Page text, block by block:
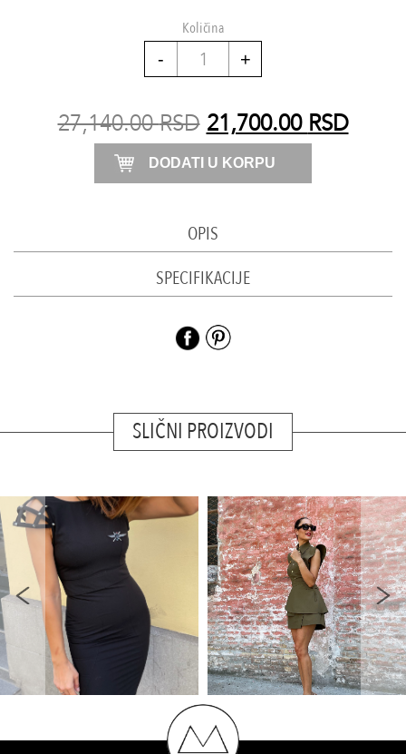
Količina
Midi
količina
27,140.00RSD 21,700.00 RSD
DODATI U KORPU
OPIS
SPECIFIKACIJE
SLIČNI PROIZVODI